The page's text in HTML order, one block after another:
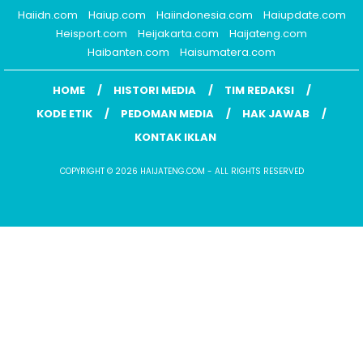
Haiidn.com
Haiup.com Haiindonesia.com
Haiupdate.com
Heisport.com
Heijakarta.com
Haijateng.com
Haibanten.com
Haisumatera.com
HOME HISTORI MEDIA
TIM REDAKSI
KODE ETIK
PEDOMAN MEDIA
HAK JAWAB
KONTAK IKLAN
COPYRIGHT © 2026 HAIJATENG.COM - ALL RIGHTS RESERVED